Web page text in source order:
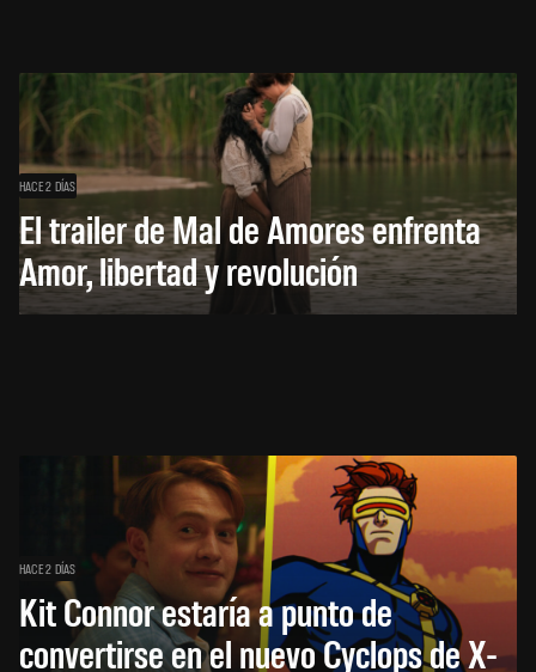
HACE 2 DÍAS
El trailer de Mal de Amores enfrenta
Amor, libertad y revolución
HACE 2 DÍAS
Kit Connor estaría a punto de
convertirse en el nuevo Cyclops de X-